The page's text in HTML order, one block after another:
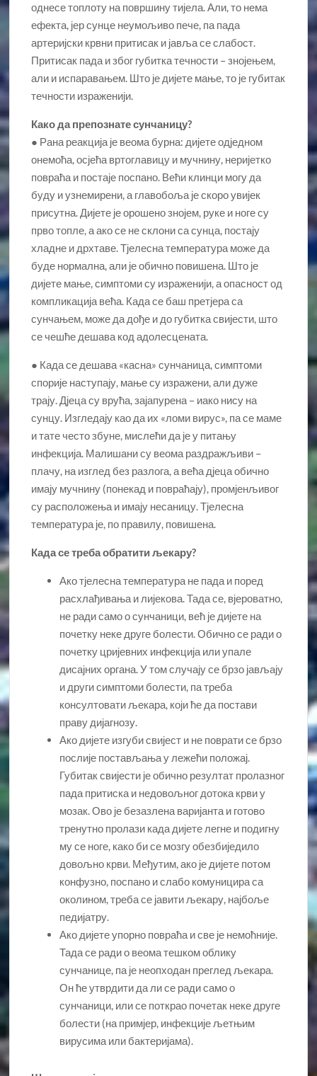
однесе топлоту на површину тијела. Али, то нема
ефекта, јер сунце неумољиво пече, па пада
артеријски крвни притисак и јавља се слабост.
Притисак пада и због губитка течности – знојењем,
али и испаравањем. Што је дијете мање, то је губитак
течности израженији.
Како да препознате сунчаницу?
● Рана реакција је веома бурна: дијете одједном
онемоћа, осјећа вртоглавицу и мучнину, неријетко
повраћа и постаје поспано. Већи клинци могу да
буду и узнемирени, а главобоља је скоро увијек
присутна. Дијете је орошено знојем, руке и ноге су
прво топле, а ако се не склони са сунца, постају
хладне и дрхтаве. Тјелесна температура може да
буде нормална, али је обично повишена. Што је
дијете мање, симптоми су израженији, а опасност од
компликација већа. Када се баш претјера са
сунчањем, може да дође и до губитка свијести, што
се чешће дешава код адолесцената.
● Када се дешава «касна» сунчаница, симптоми
спорије наступају, мање су изражени, али дуже
трају. Дјеца су врућа, зајапурена – иако нису на
сунцу. Изгледају као да их «ломи вирус», па се маме
и тате често збуне, мислећи да је у питању
инфекција. Малишани су веома раздражљиви –
плачу, на изглед без разлога, а већа дјеца обично
имају мучнину (понекад и повраћају), промјенљивог
су расположења и имају несаницу. Тјелесна
температура је, по правилу, повишена.
Када се треба обратити љекару?
Ако тјелесна температура не пада и поред
расхлађивања и лијекова. Тада се, вјероватно,
не ради само о сунчаници, већ је дијете на
почетку неке друге болести. Обично се ради о
почетку цријевних инфекција или упале
дисајних органа. У том случају се брзо јављају
и други симптоми болести, па треба
консултовати љекара, који ће да постави
праву дијагнозу.
Ако дијете изгуби свијест и не поврати се брзо
послије постављања у лежећи положај.
Губитак свијести је обично резултат пролазног
пада притиска и недовољног дотока крви у
мозак. Ово је безазлена варијанта и готово
тренутно пролази када дијете легне и подигну
му се ноге, како би се мозгу обезбиједило
довољно крви. Међутим, ако је дијете потом
конфузно, поспано и слабо комуницира са
околином, треба се јавити љекару, најбоље
педијатру.
Ако дијете упорно повраћа и све је немоћније.
Тада се ради о веома тешком облику
сунчанице, па је неопходан преглед љекара.
Он ће утврдити да ли се ради само о
сунчаници, или се поткрао почетак неке друге
болести (на примјер, инфекције љетњим
вирусима или бактеријама).